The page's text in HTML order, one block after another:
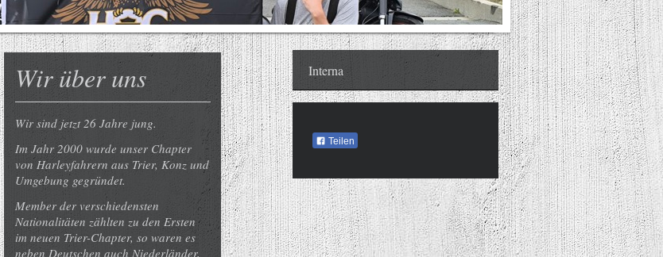
Wir über uns
Wir sind jetzt 26 Jahre jung.
Im Jahr 2000 wurde unser Chapter
von Harleyfahrern aus Trier, Konz und
Umgebung gegründet.
Member der verschiedensten
Nationalitäten zählten zu den Ersten
im neuen Trier-Chapter, so waren es
neben Deutschen auch Niederländer,
Interna
Teilen